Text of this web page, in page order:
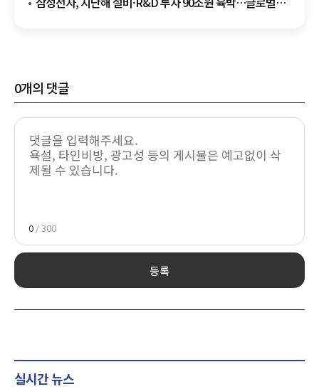
0개의 댓글
0 / 300
등록
실시간 뉴스